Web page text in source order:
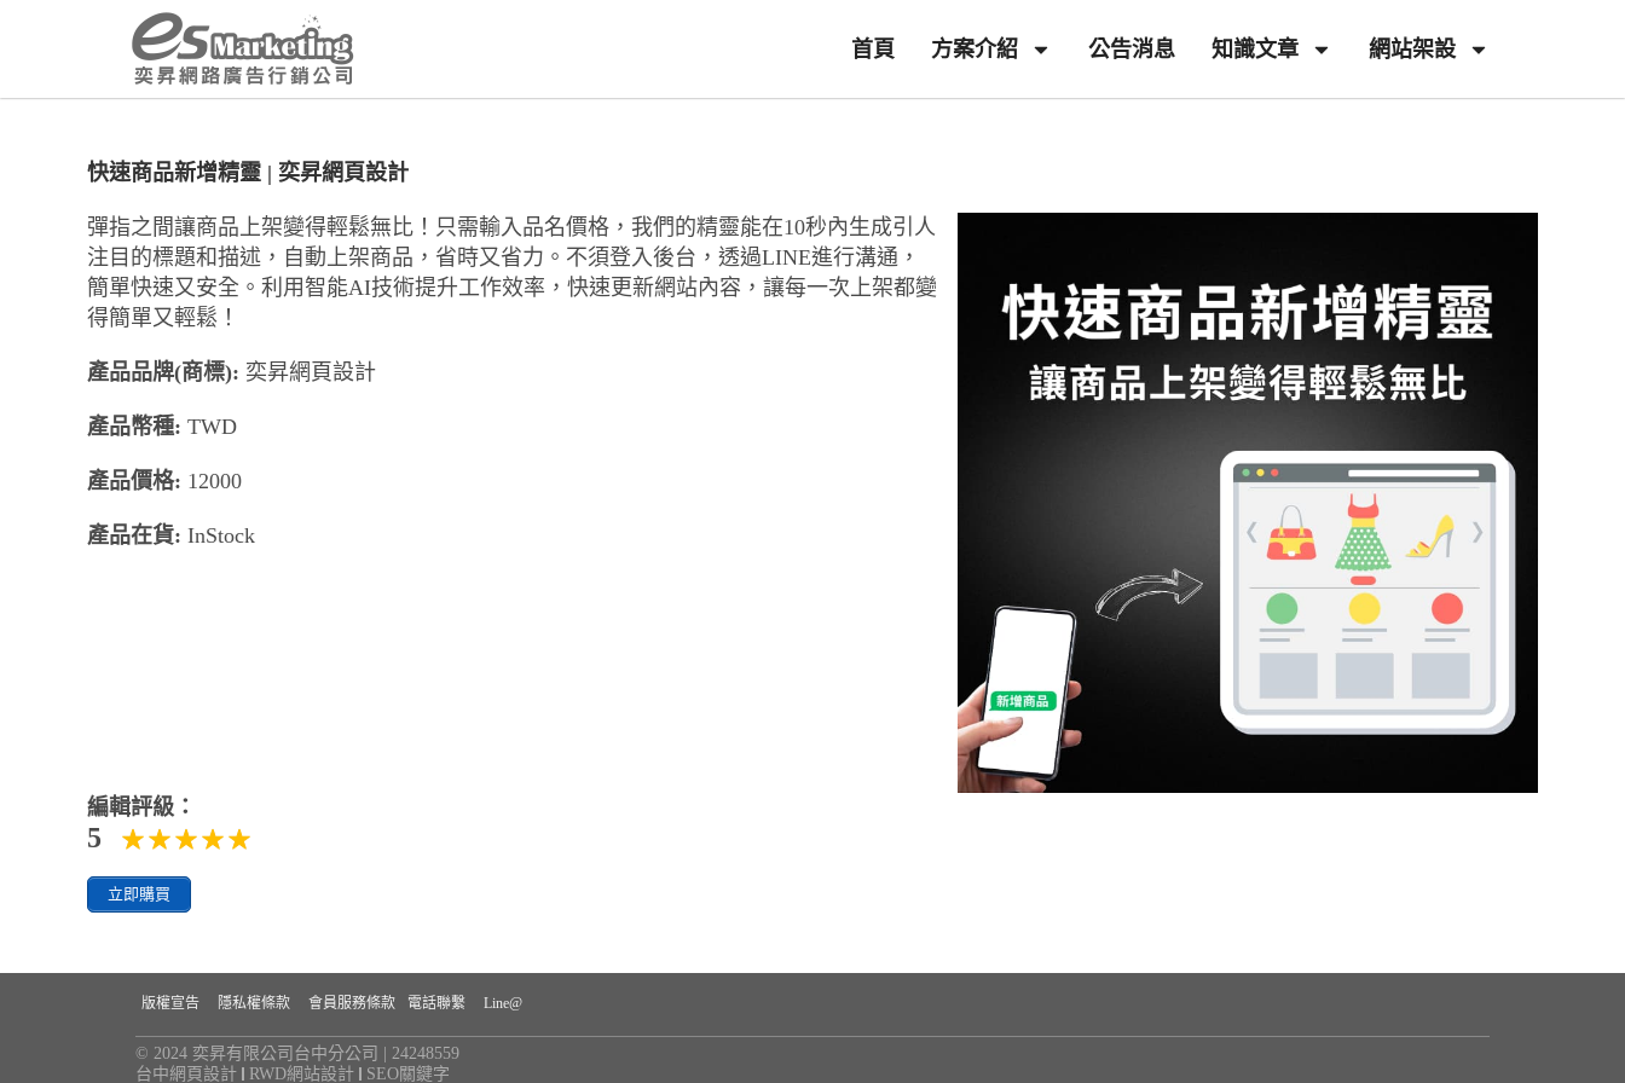
首頁 方案介紹 公告消息 知識文章 網站架設
快速商品新增精靈 | 奕昇網頁設計
彈指之間讓商品上架變得輕鬆無比！只需輸入品名價格，我們的精靈能在10秒內生成引人
注目的標題和描述，自動上架商品，省時又省力。不須登入後台，透過LINE進行溝通，
簡單快速又安全。利用智能AI技術提升工作效率，快速更新網站內容，讓每一次上架都變
得簡單又輕鬆！
產品品牌(商標): 奕昇網頁設計
產品幣種: TWD
產品價格: 12000
產品在貨: InStock
編輯評級：
5
立即購買
版權宣告 隱私權條款 會員服務條款 電話聯繫 Line@
© 2024 奕昇有限公司台中分公司 | 24248559
台中網頁設計
RWD網站設計 SEO關鍵字